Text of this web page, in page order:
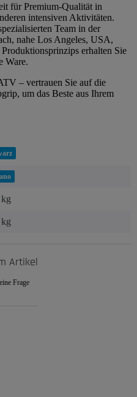
für Premium-Qualität in
intensiven Aktivitäten.
Team in der
nahe Los Angeles, USA,
erhalten Sie
Ware.
– vertrauen Sie auf die
um das Beste aus Ihrem
kg
Artikel
Frage